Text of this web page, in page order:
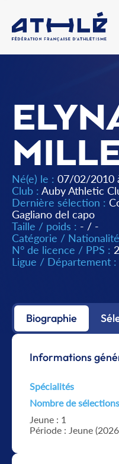
Né(e) le : 07/02/2010
Club : Auby Athletic
Dernière sélection :
Gagliano del capo
Taille / poids : - / -
Catégorie /
N° de licence / PPS :
Ligue / Département :
Biographie
Informations
Spécialités
Nombre de
Jeune : 1
Période : Jeune